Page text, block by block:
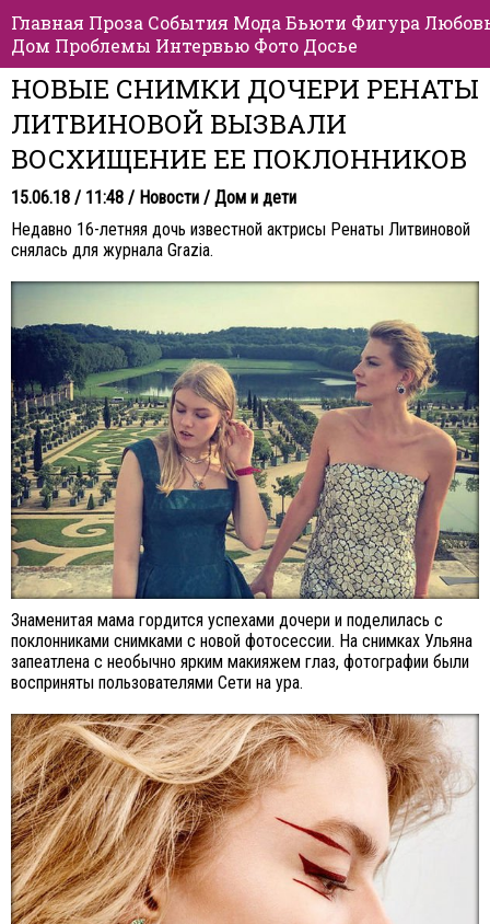
Главная Проза События Мода Бьюти Фигура
Дом Проблемы Интервью Фото Досье
НОВЫЕ СНИМКИ ДОЧЕРИ РЕНАТЫ
ЛИТВИНОВОЙ ВЫЗВАЛИ
ВОСХИЩЕНИЕ ЕЕ ПОКЛОННИКОВ
15.06.18 / 11:48 / Новости / Дом и дети
Недавно 16-летняя дочь известной актрисы Ренаты Литвиновой
снялась для журнала Grazia.
Знаменитая мама гордится успехами дочери и поделилась с
поклонниками снимками с новой фотосессии. На снимках Ульяна
запеатлена с необычно ярким макияжем глаз, фотографии были
восприняты пользователями Сети на ура.